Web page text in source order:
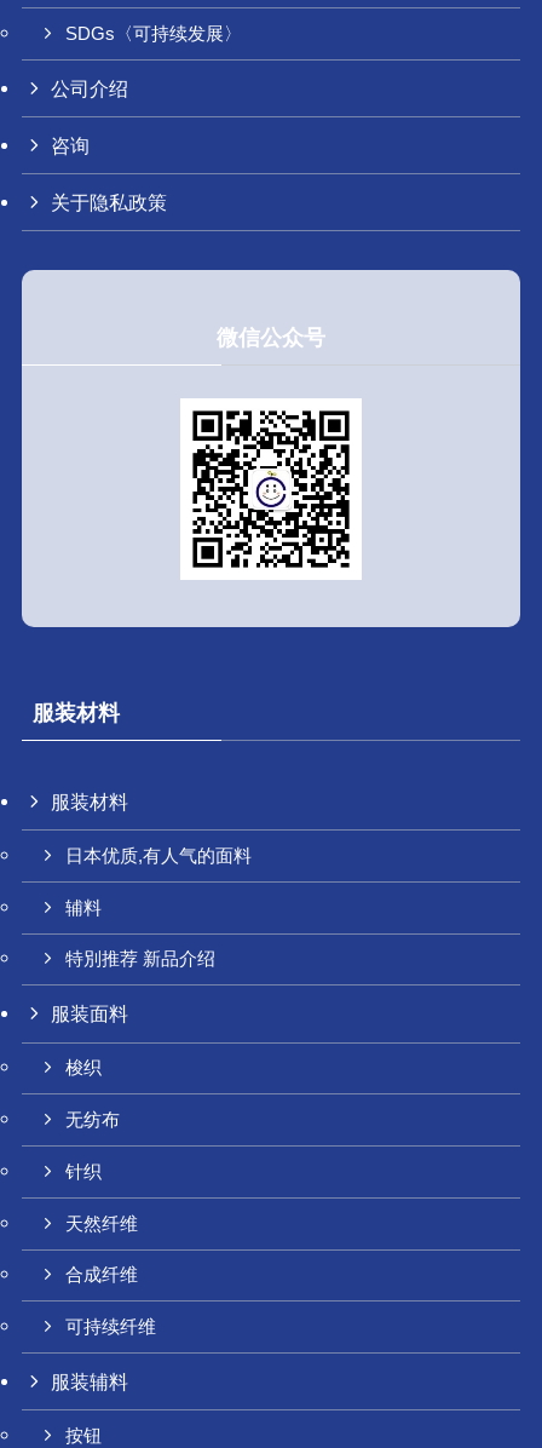
SDGs〈可持续发展〉
公司介绍
咨询
关于隐私政策
微信公众号
服装材料
服装材料
日本优质,有人气的面料
辅料
特別推荐 新品介绍
服装面料
梭织
无纺布
针织
天然纤维
合成纤维
可持续纤维
服装辅料
按钮